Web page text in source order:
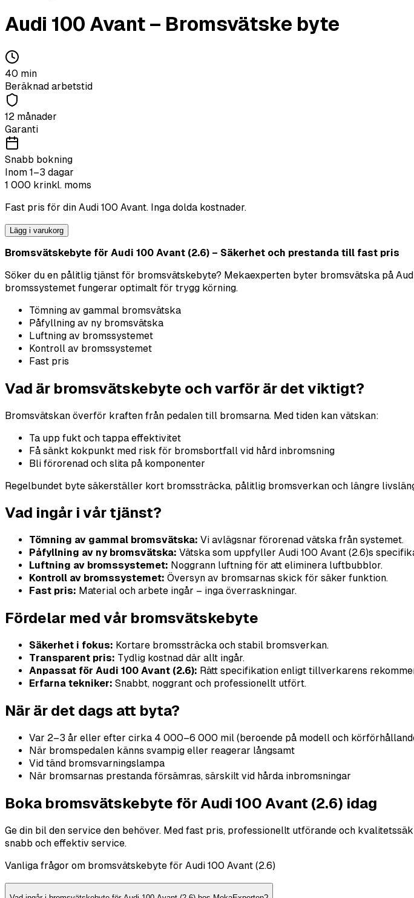
Audi 100 Avant – Bromsvätske byte
40 min
Beräknad arbetstid
12 månader
Garanti
Snabb bokning
Inom 1–3 dagar
1 000 krinkl. moms
Fast pris för din Audi 100 Avant. Inga dolda kostnader.
Lägg i varukorg
Bromsvätskebyte för Audi 100 Avant (2.6) – Säkerhet och prestanda till fast pris
Söker du en pålitlig tjänst för bromsvätskebyte? Mekaexperten byter bromsvätska på
bromssystemet fungerar optimalt för trygg körning.
Tömning av gammal bromsvätska
Påfyllning av ny bromsvätska
Luftning av bromssystemet
Kontroll av bromssystemet
Fast pris
Vad är bromsvätskebyte och varför är det viktigt?
Bromsvätskan överför kraften från pedalen till bromsarna. Med tiden kan vätskan:
Ta upp fukt och tappa effektivitet
Få sänkt kokpunkt med risk för bromsbortfall vid hård inbromsning
Bli förorenad och slita på komponenter
Regelbundet byte säkerställer kort bromssträcka, pålitlig bromsverkan och längre
Vad ingår i vår tjänst?
Tömning av gammal bromsvätska: Vi avlägsnar förorenad vätska från systemet.
Påfyllning av ny bromsvätska: Vätska som uppfyller Audi 100 Avant (2.6)s
Luftning av bromssystemet: Noggrann luftning för att eliminera luftbubblor.
Kontroll av bromssystemet: Översyn av bromsarnas skick för säker funktion.
Fast pris: Material och arbete ingår – inga överraskningar.
Fördelar med vår bromsvätskebyte
Säkerhet i fokus: Kortare bromssträcka och stabil bromsverkan.
Transparent pris: Tydlig kostnad där allt ingår.
Anpassat för Audi 100 Avant (2.6): Rätt specifikation enligt tillverkarens
Erfarna tekniker: Snabbt, noggrant och professionellt utfört.
När är det dags att byta?
Var 2–3 år eller efter cirka 4 000–6 000 mil (beroende på modell och
När bromspedalen känns svampig eller reagerar långsamt
Vid tänd bromsvarningslampa
När bromsarnas prestanda försämras, särskilt vid hårda inbromsningar
Boka bromsvätskebyte för Audi 100 Avant (2.6) idag
Ge din bil den service den behöver. Med fast pris, professionellt utförande och
snabb och effektiv service.
Vanliga frågor om bromsvätskebyte för Audi 100 Avant (2.6)